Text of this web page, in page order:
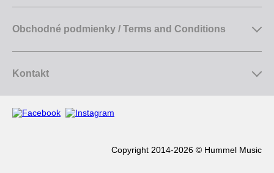
Obchodné podmienky / Terms and Conditions
Kontakt
Copyright 2014-2026 © Hummel Music